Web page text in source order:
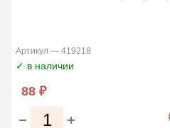
Артикул — 419218
✓ в наличии
88 ₽